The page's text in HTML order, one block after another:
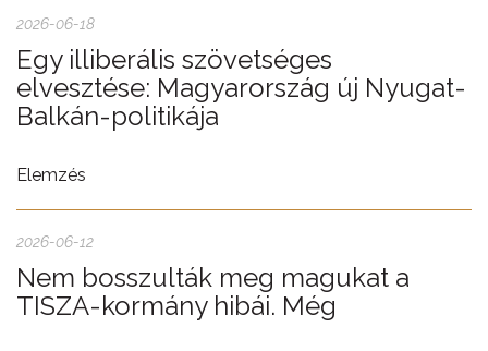
2026-06-18
Egy illiberális szövetséges
elvesztése: Magyarország új Nyugat-
Balkán-politikája
Elemzés
2026-06-12
Nem bosszulták meg magukat a
TISZA-kormány hibái. Még